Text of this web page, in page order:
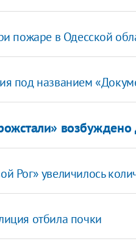
пожаре в Одесской
под названием
Рог» увеличилось
отбила почки